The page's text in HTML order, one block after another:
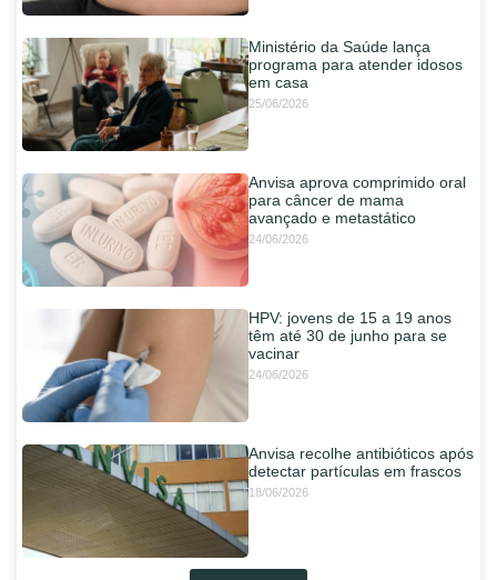
Ministério da Saúde lança
programa para atender idosos
em casa
25/06/2026
Anvisa aprova comprimido oral
para câncer de mama
avançado e metastático
24/06/2026
HPV: jovens de 15 a 19 anos
têm até 30 de junho para se
vacinar
24/06/2026
Anvisa recolhe antibióticos após
detectar partículas em frascos
18/06/2026